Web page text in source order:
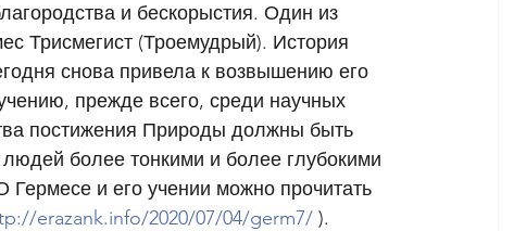
и бескорыстия. Один из
Трисмегист (Троемудрый). История
снова привела к возвышению его
прежде всего, среди научных
постижения Природы должны быть
более тонкими и более глубокими
и его учении можно прочитать
erazank.info/2020/07/04/germ7/ ).